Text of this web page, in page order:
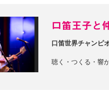
口笛王子と
口笛世界チャンピ
聴く・つくる・響